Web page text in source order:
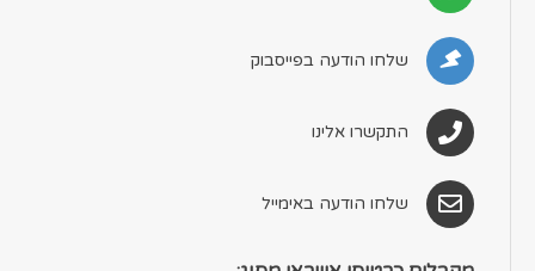
שלחו הודעה בפייסבוק
התקשרו אלינו
שלחו הודעה באימייל